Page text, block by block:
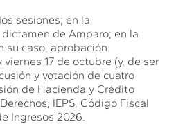
sesiones; en la
de Amparo; en la
su caso, aprobación.
viernes 17 de octubre (y, de ser
y votación de cuatro
de Hacienda y Crédito
IEPS, Código Fiscal
Ingresos 2026.